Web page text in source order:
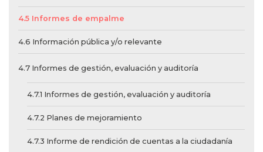
4.5 Informes de empalme
4.6 Información pública y/o relevante
4.7 Informes de gestión, evaluación y auditoría
4.7.1 Informes de gestión, evaluación y auditoría
4.7.2 Planes de mejoramiento
4.7.3 Informe de rendición de cuentas a la ciudadanía